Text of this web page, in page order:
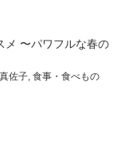
メ 〜パワフルな春の
佐子 食事・食べもの